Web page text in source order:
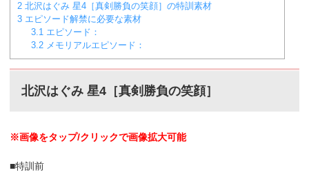
2 北沢はぐみ 星4［真剣勝負の笑顔］の特訓素材
3 エピソード解禁に必要な素材
3.1 エピソード：
3.2 メモリアルエピソード：
北沢はぐみ 星4［真剣勝負の笑顔］
※画像をタップ/クリックで画像拡大可能
■特訓前